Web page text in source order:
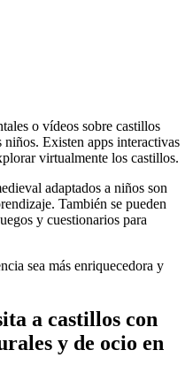
o vídeos sobre castillos
Existen apps interactivas
virtualmente los castillos.
adaptados a niños son
También se pueden
y cuestionarios para
sea más enriquecedora y
a castillos con
y de ocio en